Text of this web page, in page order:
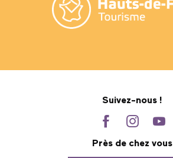
Suivez-nous !
Près de chez vous